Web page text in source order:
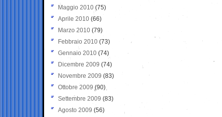
Maggio 2010 (75)
Aprile 2010 (66)
Marzo 2010 (79)
Febbraio 2010 (73)
Gennaio 2010 (74)
Dicembre 2009 (74)
Novembre 2009 (83)
Ottobre 2009 (90)
Settembre 2009 (83)
Agosto 2009 (56)